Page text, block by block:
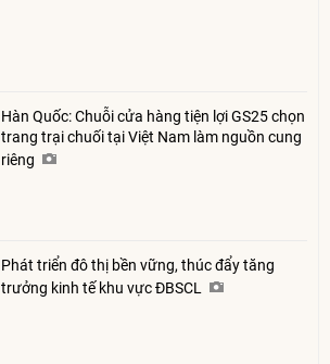
Hàn Quốc: Chuỗi cửa hàng tiện lợi GS25 chọn
trang trại chuối tại Việt Nam làm nguồn cung
riêng
Phát triển đô thị bền vững, thúc đẩy tăng
trưởng kinh tế khu vực ĐBSCL